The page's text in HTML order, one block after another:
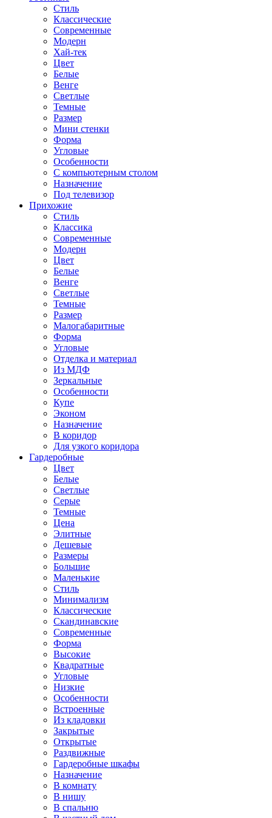
Стиль
Классические
Современные
Модерн
Хай-тек
Цвет
Белые
Венге
Светлые
Темные
Размер
Мини стенки
Форма
Угловые
Особенности
С компьютерным столом
Назначение
Под телевизор
Прихожие
Стиль
Классика
Современные
Модерн
Цвет
Белые
Венге
Светлые
Темные
Размер
Малогабаритные
Форма
Угловые
Отделка и материал
Из МДФ
Зеркальные
Особенности
Купе
Эконом
Назначение
В коридор
Для узкого коридора
Гардеробные
Цвет
Белые
Светлые
Серые
Темные
Цена
Элитные
Дешевые
Размеры
Большие
Маленькие
Стиль
Минимализм
Классические
Скандинавские
Современные
Форма
Высокие
Квадратные
Угловые
Низкие
Особенности
Встроенные
Из кладовки
Закрытые
Открытые
Раздвижные
Гардеробные шкафы
Назначение
В комнату
В нишу
В спальню